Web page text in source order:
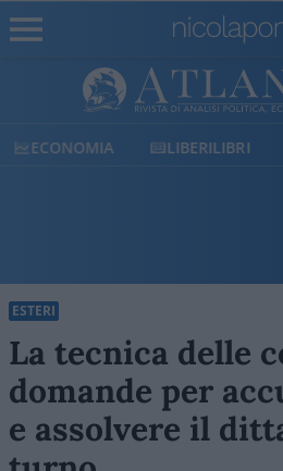
ECONOMIA LIBERILIBRI
ESTERI
La tecnica delle
domande per
e assolvere il